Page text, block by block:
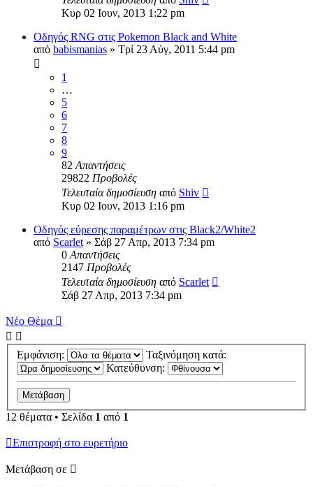
Κυρ 02 Ιουν, 2013 1:22 pm
Οδηγός RNG στις Pokemon Black and White
από babismanias » Τρί 23 Αύγ, 2011 5:44 pm
1
…
5
6
7
8
9
82 Απαντήσεις
29822 Προβολές
Τελευταία δημοσίευση από Shiv
Κυρ 02 Ιουν, 2013 1:16 pm
Οδηγός εύρεσης παραμέτρων στις Black2/White2
από Scarlet » Σάβ 27 Απρ, 2013 7:34 pm
0 Απαντήσεις
2147 Προβολές
Τελευταία δημοσίευση από Scarlet
Σάβ 27 Απρ, 2013 7:34 pm
Νέο Θέμα
Εμφάνιση:
Ταξινόμηση κατά:
Κατεύθυνση:
12 θέματα • Σελίδα 1 από 1
Επιστροφή στο ευρετήριο
Μετάβαση σε